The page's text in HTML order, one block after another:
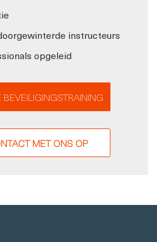
instructeurs
opgeleid
BEVEILIGINGSTRAINING
MET ONS OP